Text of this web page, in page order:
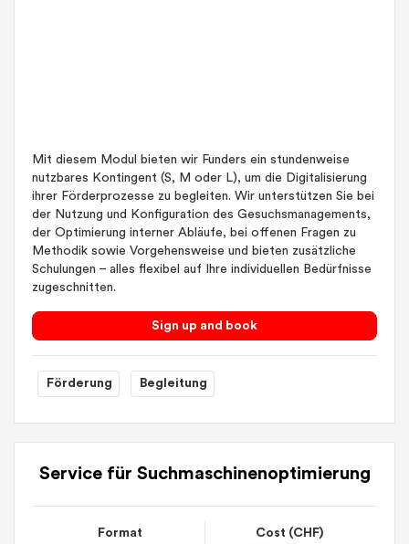
Mit diesem Modul bieten wir Funders ein stundenweise
nutzbares Kontingent (S, M oder L), um die Digitalisierung
ihrer Förderprozesse zu begleiten. Wir unterstützen Sie bei
der Nutzung und Konfiguration des Gesuchsmanagements,
der Optimierung interner Abläufe, bei offenen Fragen zu
Methodik sowie Vorgehensweise und bieten zusätzliche
Schulungen – alles flexibel auf Ihre individuellen Bedürfnisse
zugeschnitten.
Sign up and book
Förderung Begleitung
Service für Suchmaschinenoptimierung
Format Cost (CHF)